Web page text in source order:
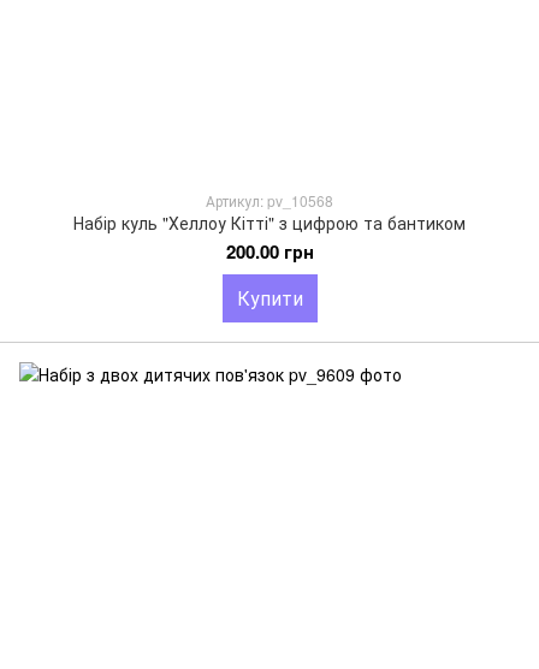
Артикул: pv_10568
Набір куль "Хеллоу Кітті" з цифрою та бантиком
200.00 грн
Купити